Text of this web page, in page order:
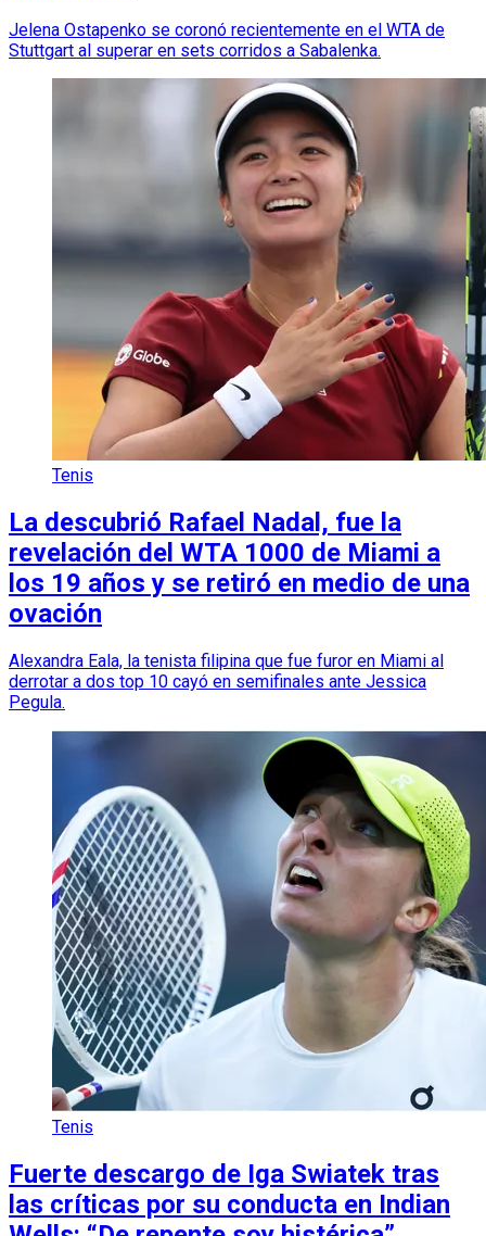
Jelena Ostapenko se coronó recientemente en el WTA de
Stuttgart al superar en sets corridos a Sabalenka.
Tenis
La descubrió Rafael Nadal, fue la
revelación del WTA 1000 de Miami a
los 19 años y se retiró en medio de una
ovación
Alexandra Eala, la tenista filipina que fue furor en Miami al
derrotar a dos top 10 cayó en semifinales ante Jessica
Pegula.
Tenis
Fuerte descargo de Iga Swiatek tras
las críticas por su conducta en Indian